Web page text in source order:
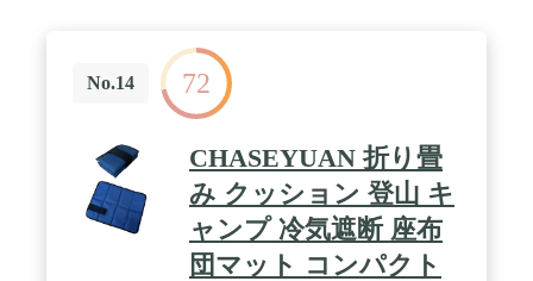
No.14 72
CHASEYUAN 折り畳
み クッション 登山 キ
ャンプ 冷気遮断 座布
団マット コンパクト